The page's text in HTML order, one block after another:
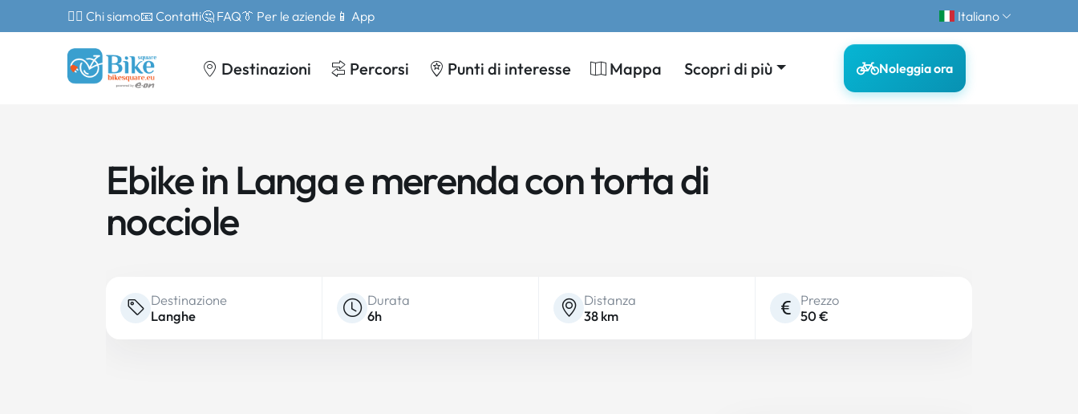
🙎‍♂️ Chi siamo📧 Contatti🤔 FAQ👔 Per le aziende 📱 App Italiano
Destinazioni Percorsi Punti di interesse Mappa Scopri di più Noleggia ora
Ebike in Langa e merenda con torta di
nocciole
Destinazione
Langhe
Durata
6h
Distanza
38 km
Prezzo
50 €